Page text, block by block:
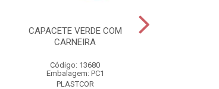
CAPACETE VERDE COM
CARNEIRA
Código: 13680
Embalagem: PC1
PLASTCOR